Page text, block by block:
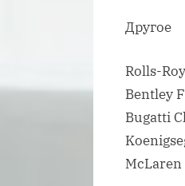
Другое
Rolls-
Bentley
Bugatti
McLaren